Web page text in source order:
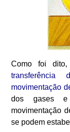
Como foi dito,
movimentação
dos gases
movimentação
se podem